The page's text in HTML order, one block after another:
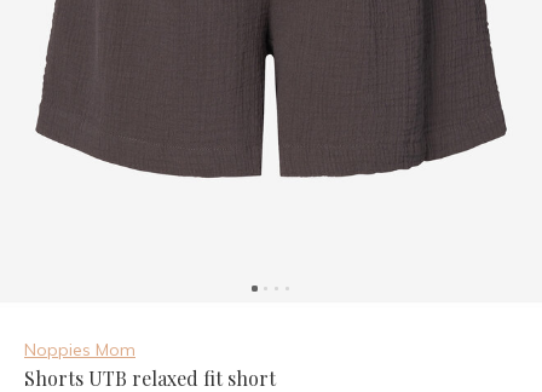
Noppies Mom
Shorts UTB relaxed fit short